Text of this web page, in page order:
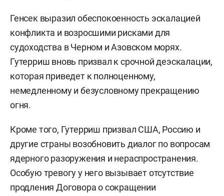
Генсек выразил обеспокоенность эскалацией
конфликта и возросшими рисками для
судоходства в Черном и Азовском морях.
Гутерриш вновь призвал к срочной деэскалации,
которая приведет к полноценному,
немедленному и безусловному прекращению
огня.
Кроме того, Гутерриш призвал США, Россию и
другие страны возобновить диалог по вопросам
ядерного разоружения и нераспространения.
Особую тревогу у него вызывает отсутствие
продления Договора о сокращении